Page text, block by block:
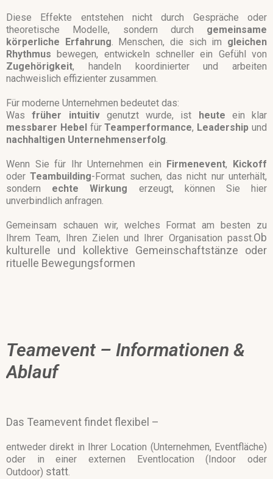
Diese Effekte entstehen nicht durch Gespräche oder
theoretische Modelle, sondern durch gemeinsame
körperliche
Erfahrung. Menschen, die sich im gleichen
Rhythmus bewegen, entwickeln schneller ein Gefühl von
Zugehörigkeit, handeln koordinierter und arbeiten
nachweislich effizienter zusammen.
Für moderne Unternehmen bedeutet das:
Wasfrüher intuitivgenutzt wurde, ist heute ein klar
messbarer Hebel fürTeamperformance, Leadership und
nachhaltigen Unternehmenserfolg.
Wenn Sie für Ihr Unternehmen ein Firmenevent,
Kickoff
oderTeambuilding-Format suchen, das nicht nur unterhält,
sondern echte Wirkung erzeugt, können Sie hier
unverbindlich anfragen.
Gemeinsam schauen wir, welches Format am besten zu
Ihrem Team, Ihren Zielen und Ihrer Organisation passt.Ob
kulturelle und kollektive Gemeinschaftstänze oder
rituelle Bewegungsformen
Teamevent – Informationen &
Ablauf
Das Teamevent findet flexibel –
entweder direkt in Ihrer Location (Unternehmen, Eventfläche)
oder in einer externen Eventlocation (Indoor oder
Outdoor) statt.